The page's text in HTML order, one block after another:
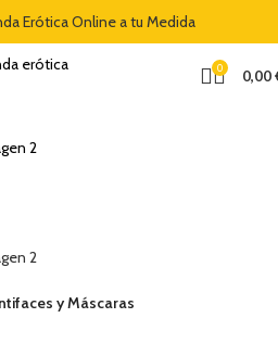
Erótica Online a tu Medida
0 0,00
y Máscaras